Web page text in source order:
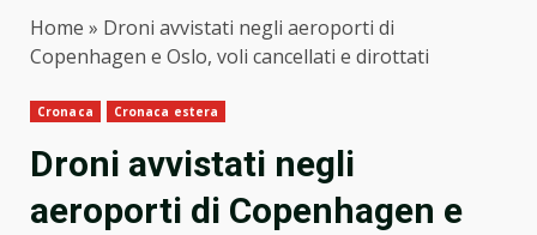
Home » Droni avvistati negli aeroporti di
Copenhagen e Oslo, voli cancellati e dirottati
Cronaca Cronaca estera
Droni avvistati negli
aeroporti di Copenhagen e